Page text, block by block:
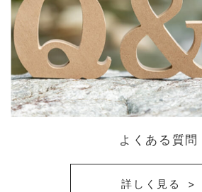
よくある質問
詳しく見る